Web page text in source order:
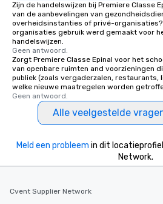
Zijn de handelswijzen bij Premiere Classe
van de aanbevelingen van
overheidsinstanties of privé-organisaties?
organisaties gebruik werd gemaakt voor
handelswijzen.
Geen antwoord.
Zorgt Premiere Classe Epinal voor het
van openbare ruimten and voorzieningen
publiek (zoals vergaderzalen, restaurants,
welke nieuwe maatregelen worden
Geen antwoord.
Alle veelgestelde
Meld een probleem in dit
Network.
Cvent Supplier Network